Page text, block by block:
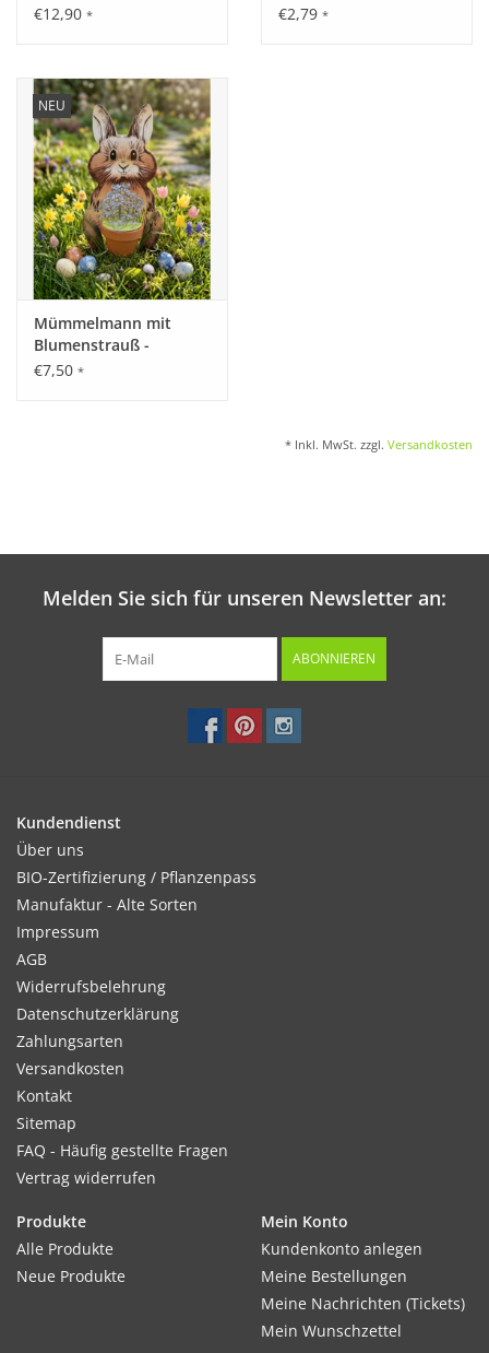
€12,90 *
€2,79 *
NEU
Mümmelmann mit
Blumenstrauß -
Anzuchtset
€7,50 *
* Inkl. MwSt. zzgl. Versandkosten
Melden Sie sich für unseren Newsletter an:
ABONNIEREN
Kundendienst
Über uns
BIO-Zertifizierung / Pflanzenpass
Manufaktur - Alte Sorten
Impressum
AGB
Widerrufsbelehrung
Datenschutzerklärung
Zahlungsarten
Versandkosten
Kontakt
Sitemap
FAQ - Häufig gestellte Fragen
Vertrag widerrufen
Produkte
Alle Produkte
Neue Produkte
Mein Konto
Kundenkonto anlegen
Meine Bestellungen
Meine Nachrichten (Tickets)
Mein Wunschzettel